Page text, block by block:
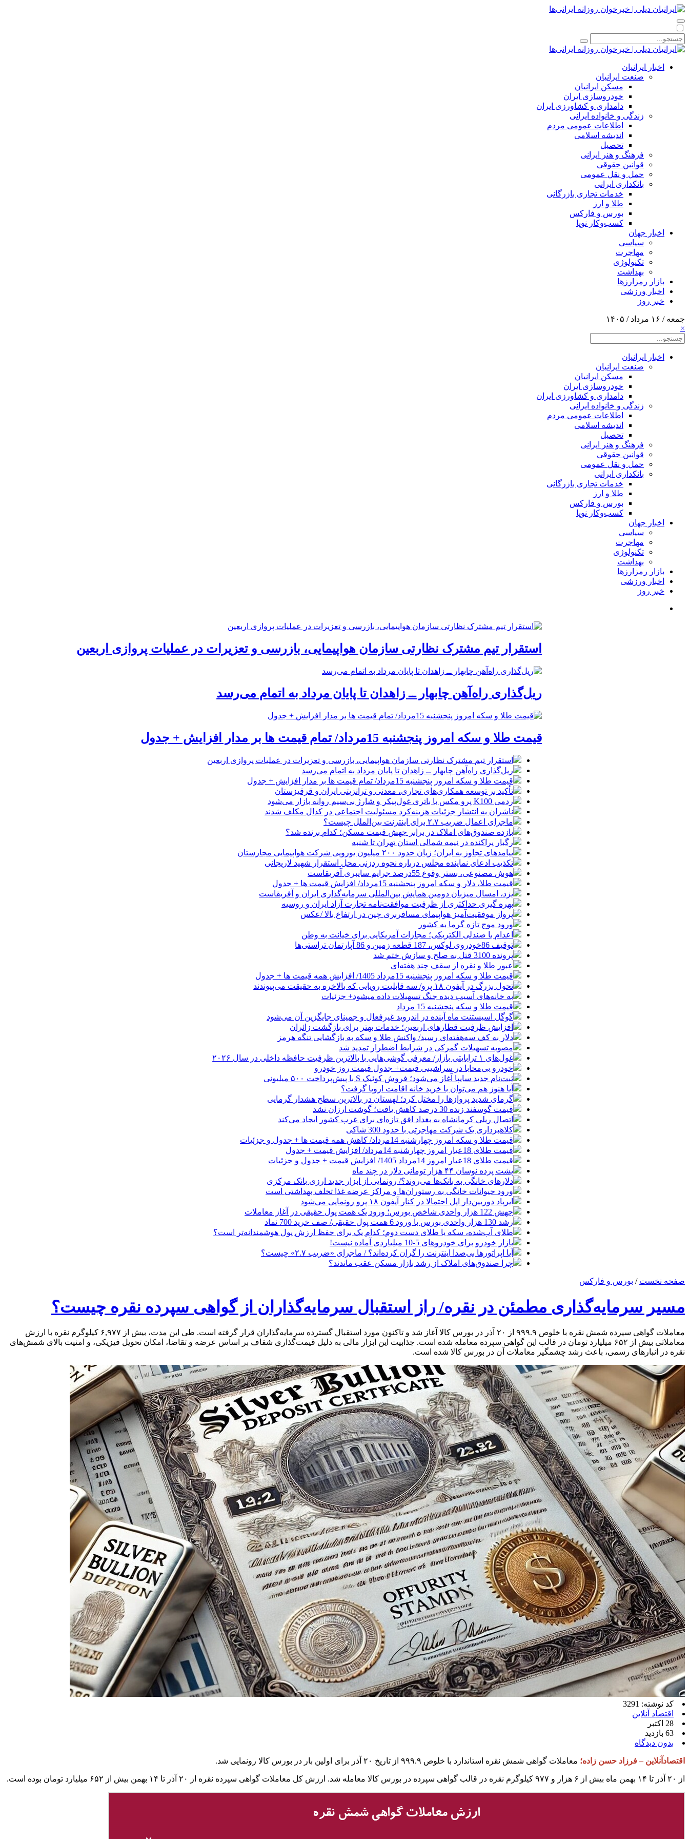
اخبار ایرانیان
صنعت ایرانیان
مسکن ایرانیان
خودروسازی ایران
دامداری و کشاورزی ایران
زندگی و خانواده ایرانی
اطلاعات عمومی مردم
اندیشه اسلامی
تحصیل
فرهنگ و هنر ایرانی
قوانین حقوقی
حمل و نقل عمومی
بانکداری ایرانی
خدمات تجاری بازرگانی
طلا و ارز
بورس و فارکس
کسب‌وکار نوپا
اخبار جهان
سیاسی
مهاجرت
تکنولوژی
بهداشت
بازار رمزارزها
اخبار ورزشی
خبر روز
جمعه / ۱۶ مرداد / ۱۴۰۵
×
اخبار ایرانیان
صنعت ایرانیان
مسکن ایرانیان
خودروسازی ایران
دامداری و کشاورزی ایران
زندگی و خانواده ایرانی
اطلاعات عمومی مردم
اندیشه اسلامی
تحصیل
فرهنگ و هنر ایرانی
قوانین حقوقی
حمل و نقل عمومی
بانکداری ایرانی
خدمات تجاری بازرگانی
طلا و ارز
بورس و فارکس
کسب‌وکار نوپا
اخبار جهان
سیاسی
مهاجرت
تکنولوژی
بهداشت
بازار رمزارزها
اخبار ورزشی
خبر روز
استقرار تیم مشترک نظارتی سازمان هواپیمایی، بازرسی و تعزیرات در عملیات پروازی اربعین
ریل‌گذاری راه‌آهن چابهار ــ زاهدان تا پایان مرداد به اتمام می‌رسد
قیمت طلا و سکه امروز پنجشنبه 15مرداد/ تمام قیمت ها بر مدار افزایش + جدول
استقرار تیم مشترک نظارتی سازمان هواپیمایی، بازرسی و تعزیرات در عملیات پروازی اربعین
ریل‌گذاری راه‌آهن چابهار ــ زاهدان تا پایان مرداد به اتمام می‌رسد
قیمت طلا و سکه امروز پنجشنبه 15مرداد/ تمام قیمت ها بر مدار افزایش + جدول
تأکید بر توسعه همکاری‌های تجاری، معدنی و ترانزیتی ایران و قرقیزستان
ردمی K100 پرو مکس با باتری غول‌پیکر و شارژ بی‌سیم روانه بازار می‌شود
ناشران به انتشار جزئیات هزینه‌کرد مسئولیت اجتماعی در کدال مکلف شدند
ماجرای اعمال ضریب ۲.۷ برای اینترنت بین‌الملل چیست؟
بازده صندوق‌های املاک در برابر جهش قیمت مسکن؛ کدام برنده شد؟
رگبار پراکنده در نیمه شمالی استان تهران تا شنبه
پیامدهای تجاوز به ایران؛ زیان حدود ۲۰۰ میلیون یورویی شرکت هواپیمایی مجارستان
تکذیب ادعای نماینده مجلس درباره نحوه ردزنی محل استقرار شهید لاریجانی
هوش مصنوعی، بستر وقوع 55درصد جرایم سایبری آفریقاست
قیمت طلا، دلار و سکه امروز پنجشنبه 15مرداد/ افزایش قیمت ها + جدول
یزد، امسال میزبان دومین همایش بین‌المللی سرمایه‌گذاری ایران و آفریقاست
بهره گیری حداکثری از ظرفیت موافقت‌نامه تجارت آزاد ایران و روسیه
پرواز موفقیت‌آمیز هواپیمای مسافربری چین در ارتفاع بالا /عکس
ورود موج تازه گرما به کشور
اعدام با صندلی الکتریکی؛ مجازات آمریکایی برای خیانت به وطن
توقیف 86خودروی لوکس، 187 قطعه زمین و 86 آپارتمان تراستی‌ها
پرونده 3100 قتل به صلح و سازش ختم شد
عبور طلا و نقره از سقف چند هفته‌ای
قیمت طلا و سکه امروز پنجشنبه 15مرداد 1405/ افزایش همه قیمت ها + جدول
تحول بزرگ در آیفون ۱۸ پرو/ سه قابلیت رویایی که بالاخره به حقیقت می‌پیوندند
به خانه‌های آسیب دیده جنگ تسهیلات داده میشود+ جزئیات
قیمت طلا و سکه پنجشنبه 15 مرداد
گوگل اسیستنت ماه آینده در اندروید غیرفعال و جمینای جایگزین آن می‌شود
افزایش ظرفیت قطارهای اربعین؛ خدمات بهتر برای بازگشت زائران
دلار به کف سه‌هفته‌ای رسید/ واکنش طلا و سکه به بازگشایی تنگه هرمز
مصوبه تسهیلات گمرکی در شرایط اضطرار تمدید شد
غول‌های ۱ ترابایتی بازار/ معرفی گوشی‌هایی با بالاترین ظرفیت حافظه داخلی در سال ۲۰۲۶
خودرو بی‌محابا در سراشیبی قیمت+ جدول قیمت روز خودرو
ثبت‌نام جدید سایپا آغاز می‌شود؛ فروش کوئیک S با پیش‌پرداخت ۵۰۰ میلیونی
آیا هنوز هم می‌توان با خرید خانه اقامت اروپا گرفت؟
گرمای شدید پروازها را مختل کرد؛ لهستان در بالاترین سطح هشدار گرمایی
قیمت گوسفند زنده 30 درصد کاهش یافت؛ گوشت ارزان نشد
اتصال ریلی کرمانشاه به بغداد افق تازه‌ای برای غرب کشور ایجاد می‌کند
کلاهبرداری یک شرکت مهاجرتی با حدود 300 شاکی
قیمت طلا و سکه امروز چهارشنبه 14مرداد/ کاهش همه قیمت ها + جدول و جزئیات
قیمت طلای 18عیار امروز چهارشنبه 14مرداد/ افزایش قیمت + جدول
قیمت طلای 18عیار امروز 14مرداد 1405/ افزایش قیمت + جدول و جزئیات
پشت پرده نوسان ۴۴ هزار تومانی دلار در چند ماه
دلارهای خانگی به بانک‌ها می‌روند؟/ رونمایی از ابزار جدید ارزی بانک مرکزی
ورود حیوانات خانگی به رستوران‌ها و مراکز عرضه غذا تخلف بهداشتی است
ایرپاد دوربین‌دار اپل احتمالا در کنار آیفون ۱۸ پرو رونمایی می‌شود
جهش 122 هزار واحدی شاخص بورس؛ ورود یک همت پول حقیقی در آغاز معاملات
رشد 130 هزار واحدی بورس با ورود 6 همت پول حقیقی/ صف خرید 700 نماد
طلای آب‌شده، سکه یا طلای دست دوم؛ کدام یک برای حفظ ارزش پول هوشمندانه‌تر است؟
بازار خودرو برای خودروهای 5-10 میلیاردی آماده نیست!
آیا اپراتورها بی‌صدا اینترنت را گران کرده‌اند؟ / ماجرای «ضریب ۲.۷» چیست؟
چرا صندوق‌های املاک از رشد بازار مسکن عقب ماندند؟
صفحه نخست / بورس و فارکس
مسیر سرمایه‌گذاری مطمئن در نقره/ راز استقبال سرمایه‌گذاران از گواهی سپرده نقره چیست؟
معاملات گواهی سپرده شمش نقره با خلوص ۹۹۹.۹ از ۲۰ آذر در بورس کالا آغاز شد و تاکنون مورد استقبال گسترده سرمایه‌گذاران قرار گرفته است. طی این مدت، بیش از ۶,۹۷۷ کیلوگرم نقره با ارزش
معاملاتی بیش از ۶۵۲ میلیارد تومان در قالب این گواهی سپرده معامله شده است. جذابیت این ابزار مالی به دلیل قیمت‌گذاری شفاف بر اساس عرضه و تقاضا، امکان تحویل فیزیکی، و امنیت بالای شمش‌های
نقره در انبار‌های رسمی، باعث رشد چشمگیر معاملات آن در بورس کالا شده است.
کد نوشته: 3291
اقتصاد آنلاین
28 اکتبر
63 بازدید
بدون دیدگاه
اقتصادآنلاین – فرزاد حسن زاده؛ معاملات گواهی شمش نقره استاندارد با خلوص ۹۹۹.۹ از تاریخ ۲۰ آذر برای اولین بار در بورس کالا رونمایی شد.
از ۲۰ آذر تا ۱۴ بهمن‌ ماه بیش از ۶ هزار و ۹۷۷ کیلوگرم نقره در قالب گواهی سپرده در بورس کالا معامله شد. ارزش کل معاملات گواهی سپرده نقره از ۲۰ آذر تا ۱۴ بهمن بیش از ۶۵۲ میلیارد تومان بوده است.